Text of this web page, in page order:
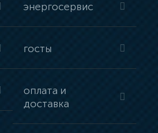
энергосервис
госты
оплата и
доставка